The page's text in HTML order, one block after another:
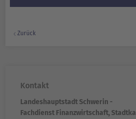
Zurück
Kontakt
Landeshauptstadt Schwerin -
Fachdienst Finanzwirtschaft,